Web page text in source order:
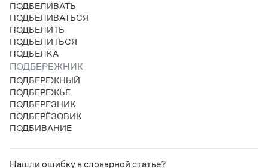
для школьников
Письмовник
Справочник по пунктуации
Словарь-справочник трудностей
Справочник по фразеологии
Азбучные истины
Словарь-справочник непростые слова
Все справочники портала
Новости и события
ПОДБЕЛИВАТЬ
ПОДБЕЛИВАТЬСЯ
ПОДБЕЛИТЬ
ПОДБЕЛИТЬСЯ
ПОДБЕЛКА
ПОДБЕРЕЖНИК
ПОДБЕРЕЖНЫЙ
ПОДБЕРЕЖЬЕ
ПОДБЕРЕЗНИК
ПОДБЕРЁЗОВИК
ПОДБИВАНИЕ
Нашли ошибку в словарной статье?